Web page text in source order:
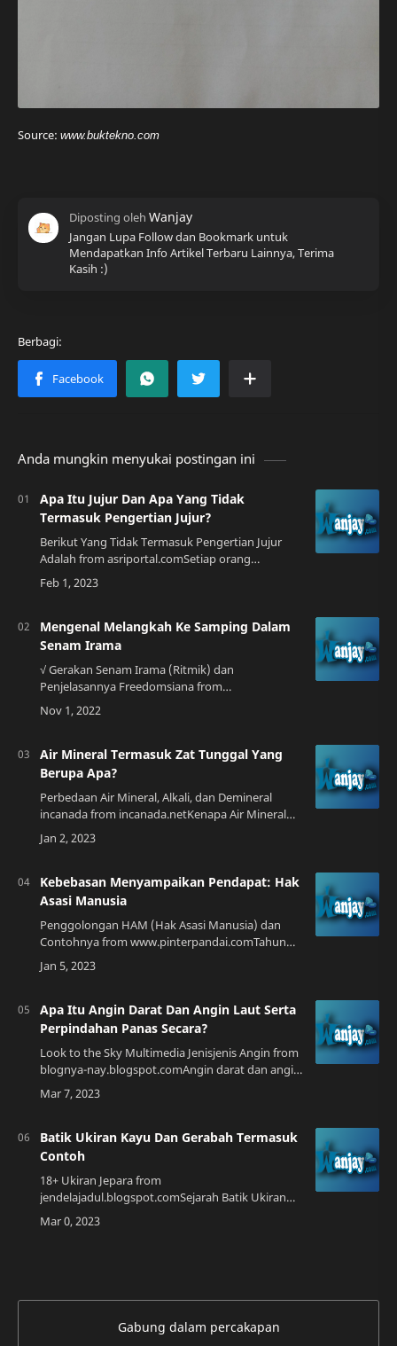
Source: www.buktekno.com
Jangan Lupa Follow dan Bookmark untuk
Mendapatkan Info Artikel Terbaru Lainnya, Terima
Kasih :)
Anda mungkin menyukai postingan ini
Apa Itu Jujur Dan Apa Yang Tidak
Termasuk Pengertian Jujur?
Berikut Yang Tidak Termasuk Pengertian Jujur
Adalah from asriportal.comSetiap orang
berusaha untuk menjadi jujur dalam
kehidupannya. Jujur adalah karakter yang
Mengenal Melangkah Ke Samping Dalam
Senam Irama
√ Gerakan Senam Irama (Ritmik) dan
Penjelasannya Freedomsiana from
www.freedomsiana.idSenam irama merupakan
salah satu senam yang banyak diikuti di
Air Mineral Termasuk Zat Tunggal Yang
Berupa Apa?
Perbedaan Air Mineral, Alkali, dan Demineral
incanada from incanada.netKenapa Air Mineral
Penting untuk Kesehatan?Setiap orang pasti
sudah mengenal jenis minuman yang satu ini, …
Kebebasan Menyampaikan Pendapat: Hak
Asasi Manusia
Penggolongan HAM (Hak Asasi Manusia) dan
Contohnya from www.pinterpandai.comTahun
2023, konsep kebebasan berpendapat masih
menjadi topik hangat di sepanjang dunia. Hak
Apa Itu Angin Darat Dan Angin Laut Serta
Perpindahan Panas Secara?
Look to the Sky Multimedia Jenisjenis Angin from
blognya-nay.blogspot.comAngin darat dan angin
laut adalah dua jenis angin yang berbeda yang
memiliki ciri-ciri yang berbeda dan …
Batik Ukiran Kayu Dan Gerabah Termasuk
Contoh
18+ Ukiran Jepara from
jendelajadul.blogspot.comSejarah Batik Ukiran
KayuBatik ukiran kayu merupakan salah satu
jenis batik yang memiliki ciri khas berupa pola
Gabung dalam percakapan